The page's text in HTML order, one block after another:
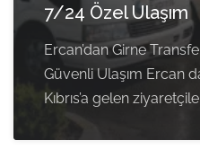
7/24 Özel Ulaşım
Ercan’dan Girne
Güvenli Ulaşım Ercan
Kıbrıs’a gelen